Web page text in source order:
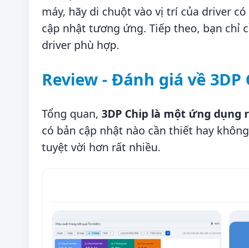
máy, hãy di chuột vào vị trí của driver
cập nhật tương ứng. Tiếp theo, bạn chỉ
driver phù hợp.
Review - Đánh giá về
Tổng quan, 3DP Chip là một ứng dụng
có bản cập nhật nào cần thiết hay
tuyệt vời hơn rất nhiều.